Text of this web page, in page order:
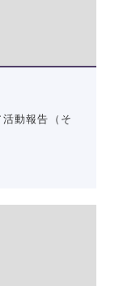
動報告（そ